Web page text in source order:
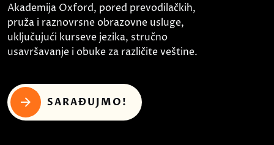
Akademija Oxford, pored prevodilačkih,
pruža i raznovrsne obrazovne usluge,
uključujući kurseve jezika, stručno
usavršavanje i obuke za različite veštine.
SARAĐUJMO!